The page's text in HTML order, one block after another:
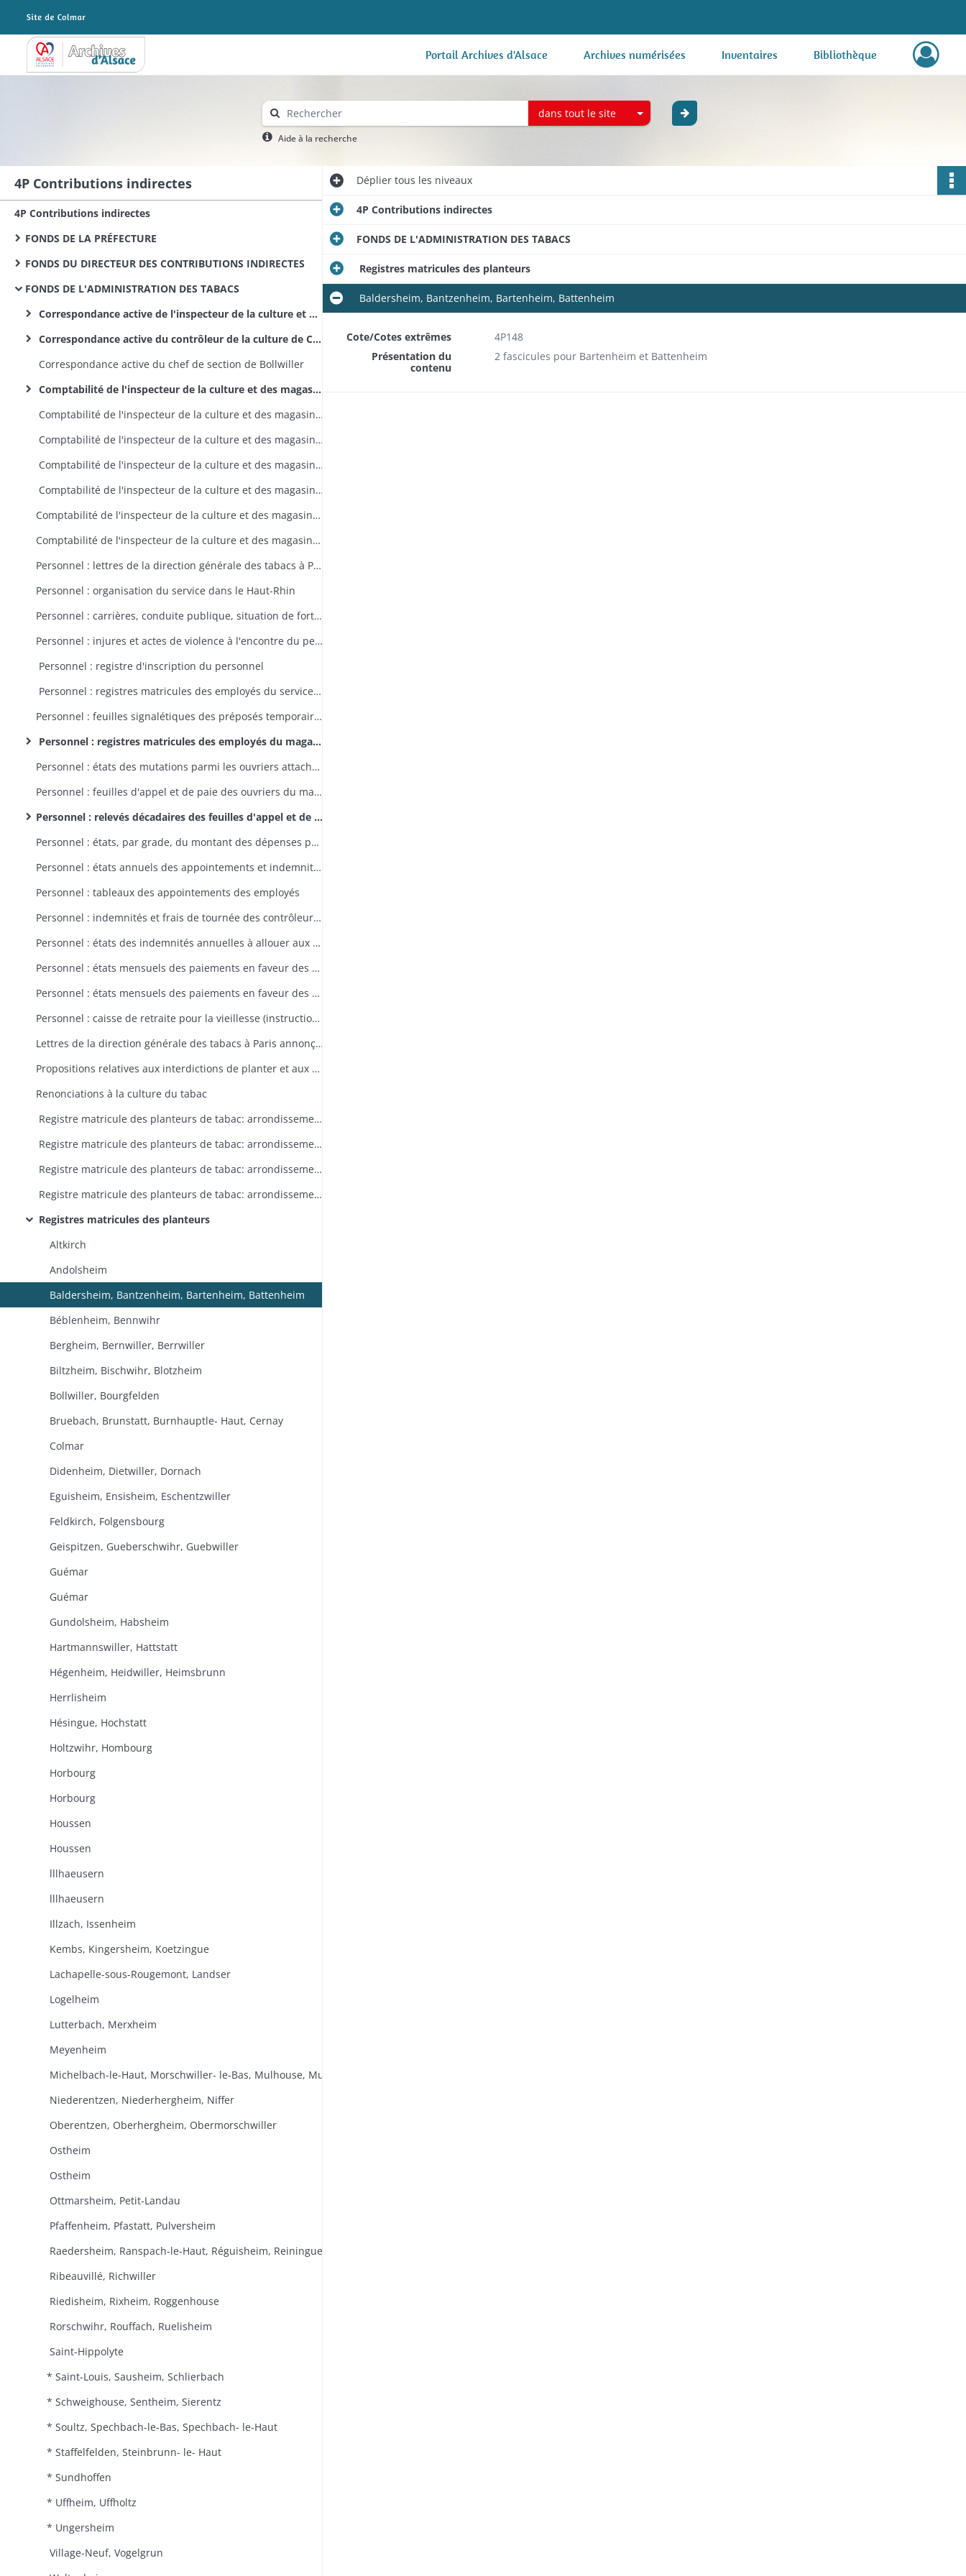
Archives Alsace - Colmar Portail Archives d'Alsace Archives numérisées Inventaires Bibliothèque
dans tout le site
Aide à la recherche
4P Contributions indirectes
4P Contributions indirectes
FONDS DE LA PRÉFECTURE
FONDS DU DIRECTEUR DES CONTRIBUTIONS INDIRECTES
FONDS DE L'ADMINISTRATION DES TABACS
Correspondance active de l'inspecteur de la culture et des magasins
Correspondance active du contrôleur de la culture de Colmar
Correspondance active du chef de section de Bollwiller
Comptabilité de l'inspecteur de la culture et des magasins, ordonnateur secondaire du ministère des Finances : registres d'inscription des droits délégués, des droits constatés au profit des créanciers de l'Etat, des mandats délivrés et des dépenses effectuées
Comptabilité de l'inspecteur de la culture et des magasins, ordonnateur secondaire du ministère des Finances : journal des crédits délégués à l'inspecteur
Comptabilité de l'inspecteur de la culture et des magasins, ordonnateur secondaire du ministère des Finances : droits constatés au profit des créanciers de l'Etat
Comptabilité de l'inspecteur de la culture et des magasins, ordonnateur secondaire du ministère des Finances : mandats délivrés par l'inspecteur
Comptabilité de l'inspecteur de la culture et des magasins, ordonnateur secondaire du ministère des Finances : comptes ouverts par chapitre
Comptabilité de l'inspecteur de la culture et des magasins, ordonnateur secondaire du ministère des Finances : état de situation des crédits délégués, des droits constatés, des mandats délivrés et des paiements effectués pour le mois de février 1866
Comptabilité de l'inspecteur de la culture et des magasins, ordonnateur secondaire du ministère des Finances : relevés des droits constatés au profit des créanciers de l'Etat à la clôture des exercices
Personnel : lettres de la direction générale des tabacs à Paris et de la direction régionale à Vesoul portant instructions sur l'organisation du personnel, les attributions, les salaires, les allocations de secours, etc
Personnel : organisation du service dans le Haut-Rhin
Personnel : carrières, conduite publique, situation de fortune, autorisations de mariage du personnel haut-rhinois
Personnel : injures et actes de violence à l'encontre du personnel
Personnel : registre d'inscription du personnel
Personnel : registres matricules des employés du service de la culture vers 1866
Personnel : feuilles signalétiques des préposés temporaires qui ont participé à la réception et à l'inventaire des récoltes
Personnel : registres matricules des employés du magasin de Colmar
Personnel : états des mutations parmi les ouvriers attachés au magasin de Colmar
Personnel : feuilles d'appel et de paie des ouvriers du magasin de Colmar
Personnel : relevés décadaires des feuilles d'appel et de paie des ouvriers du magasin de Colmar
Personnel : états, par grade, du montant des dépenses pour traitement fixe du personnel
Personnel : états annuels des appointements et indemnités du personnel par service et par grade
Personnel : tableaux des appointements des employés
Personnel : indemnités et frais de tournée des contrôleurs de la culture
Personnel : états des indemnités annuelles à allouer aux surnuméraires
Personnel : états mensuels des paiements en faveur des ouvriers gagés du magasin de Colmar
Personnel : états mensuels des paiements en faveur des ouvriers salariés (à la journée ou à l'entreprise) du magasin de Colmar
Personnel : caisse de retraite pour la vieillesse (instructions, états des retenues sur salaire)
Lettres de la direction générale des tabacs à Paris annonçant l'ouverture d'enquêtes sur l'intérêt des cultivateurs à planter du tabac
Propositions relatives aux interdictions de planter et aux réductions de culture
Renonciations à la culture du tabac
Registre matricule des planteurs de tabac: arrondissements de Colmar et Mulhouse
Registre matricule des planteurs de tabac: arrondissement de Mulhouse
Registre matricule des planteurs de tabac: arrondissement de Colmar
Registre matricule des planteurs de tabac: arrondissements de Colmar et de Mulhouse
Registres matricules des planteurs
Altkirch
Andolsheim
Baldersheim, Bantzenheim, Bartenheim, Battenheim
Béblenheim, Bennwihr
Bergheim, Bernwiller, Berrwiller
Biltzheim, Bischwihr, Blotzheim
Bollwiller, Bourgfelden
Bruebach, Brunstatt, Burnhauptle- Haut, Cernay
Colmar
Didenheim, Dietwiller, Dornach
Eguisheim, Ensisheim, Eschentzwiller
Feldkirch, Folgensbourg
Geispitzen, Gueberschwihr, Guebwiller
Guémar
Guémar
Gundolsheim, Habsheim
Hartmannswiller, Hattstatt
Hégenheim, Heidwiller, Heimsbrunn
Herrlisheim
Hésingue, Hochstatt
Holtzwihr, Hombourg
Horbourg
Horbourg
Houssen
Houssen
lllhaeusern
lllhaeusern
Illzach, Issenheim
Kembs, Kingersheim, Koetzingue
Lachapelle-sous-Rougemont, Landser
Logelheim
Lutterbach, Merxheim
Meyenheim
Niederentzen, Niederhergheim, Niffer
Oberentzen, Oberhergheim, Obermorschwiller
Ostheim
Ostheim
Ottmarsheim, Petit-Landau
Pfaffenheim, Pfastatt, Pulversheim
Raedersheim, Ranspach-le-Haut, Réguisheim, Reiningue
Ribeauvillé, Richwiller
Riedisheim, Rixheim, Roggenhouse
Rorschwihr, Rouffach, Ruelisheim
Saint-Hippolyte
* Saint-Louis, Sausheim, Schlierbach
* Schweighouse, Sentheim, Sierentz
* Soultz, Spechbach-le-Bas, Spechbach- le-Haut
* Staffelfelden, Steinbrunn- le- Haut
* Sundhoffen
* Uffheim, Uffholtz
* Ungersheim
Village-Neuf, Vogelgrun
Dépliertous les niveaux
4P Contributions indirectes
FONDS DE L'ADMINISTRATION DES TABACS
Registres matricules des planteurs
Baldersheim, Bantzenheim, Bartenheim, Battenheim
Cote/Cotes extrêmes
4P148
Présentation du
contenu
2 fascicules pour Bartenheim et Battenheim